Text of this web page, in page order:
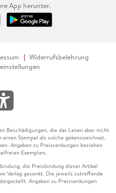
App herunter.
Widerrufsbelehrung
Beschädigungen, die das Lesen aber nicht
Stempel als solche gekennzeichnet.
Angaben zu Preissenkungen beziehen
Exemplars.
die Preisbindung dieser Artikel
Verlag gesenkt. Die jeweils zutreffende
Angaben zu Preissenkungen